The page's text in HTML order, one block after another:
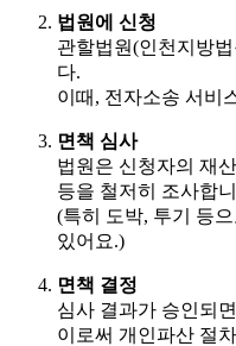
법원에 신청
관할법원(인천지방
다.
이때, 전자소송 서비
면책 심사
법원은 신청자의 재
등을 철저히 조사합
(특히 도박, 투기 등
있어요.)
면책 결정
심사 결과가 승인되
이로써 개인파산 절